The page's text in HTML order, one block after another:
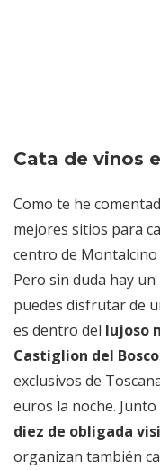
Cata de vinos
Como te he
mejores sitios para
centro de
Pero sin duda hay
puedes disfrutar de
es dentro del lujoso
Castiglion del Bosco
exclusivos de
euros la noche. Junto
diez de obligada
organizan también